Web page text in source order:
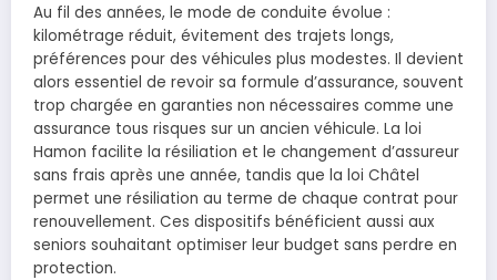
Au fil des années, le mode de conduite évolue :
kilométrage réduit, évitement des trajets longs,
préférences pour des véhicules plus modestes. Il devient
alors essentiel de revoir sa formule d’assurance, souvent
trop chargée en garanties non nécessaires comme une
assurance tous risques sur un ancien véhicule. La loi
Hamon facilite la résiliation et le changement d’assureur
sans frais après une année, tandis que la loi Châtel
permet une résiliation au terme de chaque contrat pour
renouvellement. Ces dispositifs bénéficient aussi aux
seniors souhaitant optimiser leur budget sans perdre en
protection.